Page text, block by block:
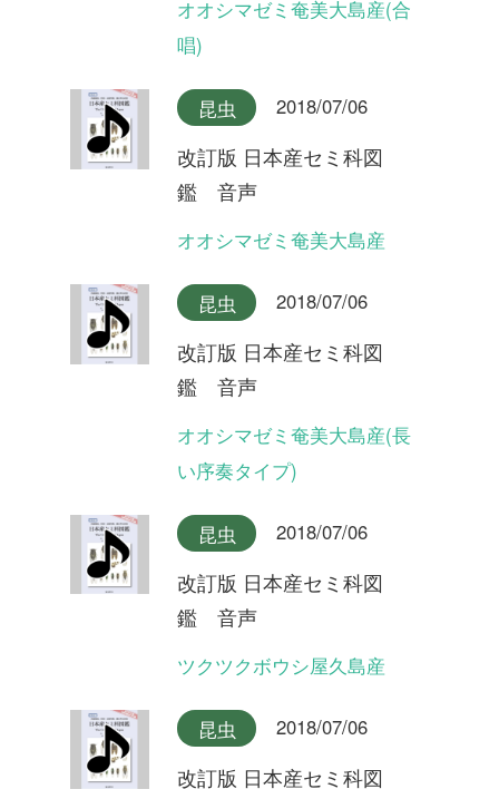
鑑 音声
タイワンヒグラシ
昆虫 2018/07/06
改訂版 日本産セミ科図
鑑 音声
改訂版 日本産セミ科図
鑑 音声
ヒグラシ奄美大島産
昆虫 2018/07/06
改訂版 日本産セミ科図
ヒグラシ(夜明けの合唱)
昆虫 2018/07/06
鑑 音声
イワサキヒメハルゼミ(合唱)